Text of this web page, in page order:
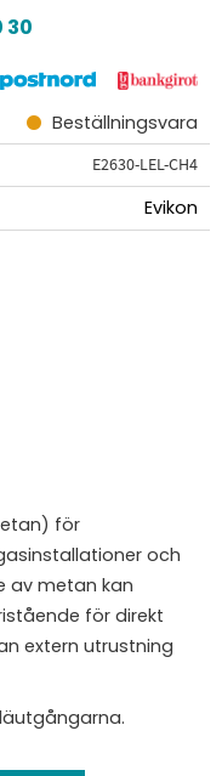
30
Beställningsvara
E2630-LEL-CH4
Evikon
för
och
av metan kan
för direkt
extern utrustning